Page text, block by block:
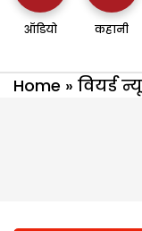
ऑडियो कहानी
Home » वियर्ड